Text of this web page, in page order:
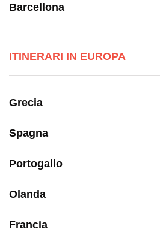
Barcellona
ITINERARI IN EUROPA
Grecia
Spagna
Portogallo
Olanda
Francia